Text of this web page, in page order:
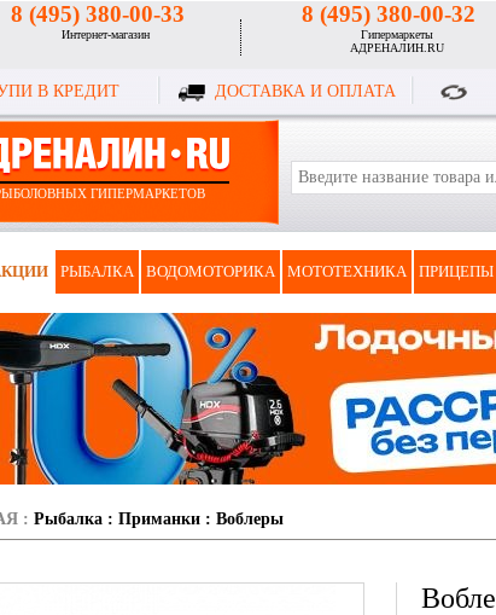
8 (495) 380-00-33
Интернет-магазин
8 (495) 380-00-32
Гипермаркеты
АДРЕНАЛИН.RU
В КРЕДИТ ДОСТАВКА И ОПЛАТА
ГИПЕРМАРКЕТОВ
РЫБАЛКА ВОДОМОТОРИКА МОТОТЕХНИКА ПРИЦЕПЫ
: Рыбалка : Приманки : Воблеры